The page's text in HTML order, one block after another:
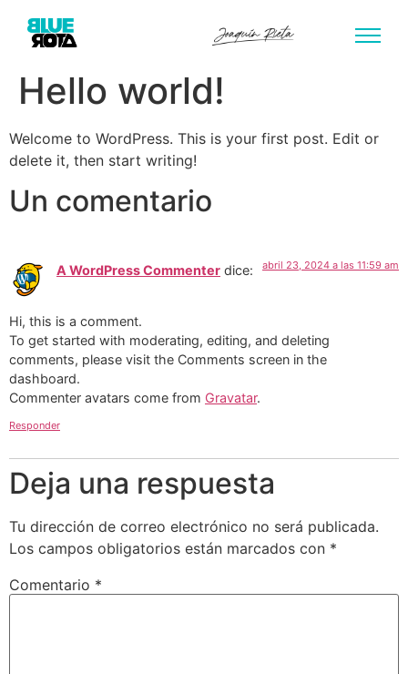
Hello world!
Welcome to WordPress. This is your first post. Edit or
delete it, then start writing!
Un comentario
A WordPress Commenter dice: abril 23, 2024 a las 11:59 am
Hi, this is a comment.
To get started with moderating, editing, and deleting
comments, please visit the Comments screen in the
dashboard.
Commenter avatars come from Gravatar.
Responder
Deja una respuesta
Tu dirección de correo electrónico no será publicada.
Los campos obligatorios están marcados con *
Comentario *